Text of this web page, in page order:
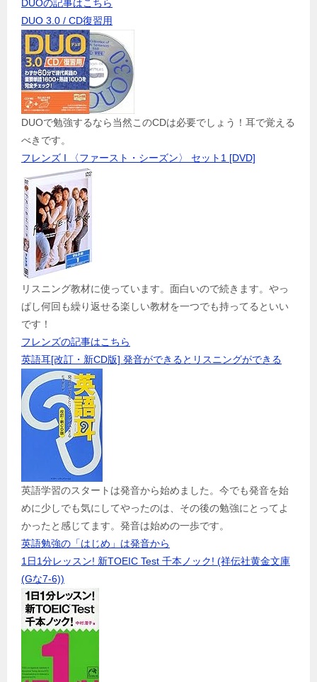
DUOの記事はこちら
DUO 3.0 / CD復習用
DUOで勉強するなら当然このCDは必要でしょう！耳で覚える
べきです。
フレンズ I 〈ファースト・シーズン〉 セット1 [DVD]
リスニング教材に使っています。面白いので続きます。やっ
ぱし何回も繰り返せる楽しい教材を一つでも持ってるといい
です！
フレンズの記事はこちら
英語耳[改訂・新CD版] 発音ができるとリスニングができる
英語学習のスタートは発音から始めました。今でも発音を始
めに少しでも気にしてやったのは、その後の勉強にとってよ
かったと感じてます。発音は始めの一歩です。
英語勉強の「はじめ」は発音から
1日1分レッスン! 新TOEIC Test 千本ノック! (祥伝社黄金文庫
(Gな7-6))